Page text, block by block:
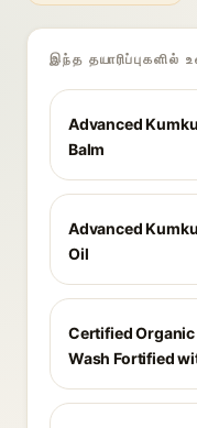
இந்த தயாரிப்புகளில்
Advanced
Balm
Advanced
Oil
Certified Organic
Wash Fortified